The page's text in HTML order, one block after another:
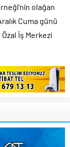
olağan
Cuma günü
Özal İş Merkezi